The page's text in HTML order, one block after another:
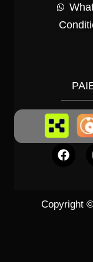
Copyright